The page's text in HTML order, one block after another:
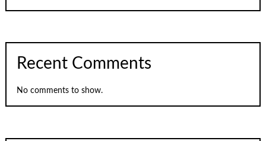
Recent Comments
No comments to show.